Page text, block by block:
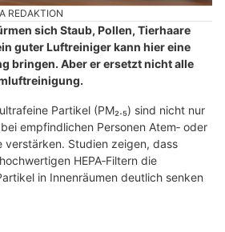
REDAKTION
sich Staub, Pollen, Tierhaare
guter Luftreiniger kann hier eine
bringen. Aber er ersetzt nicht alle
Partikel (PM₂.₅) sind nicht nur
empfindlichen Personen Atem‑ oder
verstärken. Studien zeigen, dass
HEPA‑Filtern die
in Innenräumen deutlich senken